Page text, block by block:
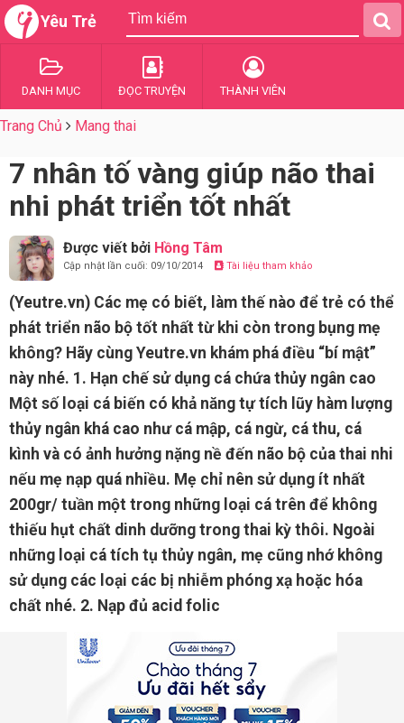
Yêu Trẻ
DANH MỤC ĐỌC TRUYỆN THÀNH VIÊN
Trang Chủ Mang thai
7 nhân tố vàng giúp não thai
nhi phát triển tốt nhất
Được viết bởi Hồng Tâm
Cập nhật lần cuối: 09/10/2014 Tài liệu tham khảo
(Yeutre.vn) Các mẹ có biết, làm thế nào để trẻ có thể
phát triển não bộ tốt nhất từ khi còn trong bụng mẹ
không? Hãy cùng Yeutre.vn khám phá điều “bí mật”
này nhé. 1. Hạn chế sử dụng cá chứa thủy ngân cao
Một số loại cá biến có khả năng tự tích lũy hàm lượng
thủy ngân khá cao như cá mập, cá ngừ, cá thu, cá
kình và có ảnh hưởng nặng nề đến não bộ của thai nhi
nếu mẹ nạp quá nhiều. Mẹ chỉ nên sử dụng ít nhất
200gr/ tuần một trong những loại cá trên để không
thiếu hụt chất dinh dưỡng trong thai kỳ thôi. Ngoài
những loại cá tích tụ thủy ngân, mẹ cũng nhớ không
sử dụng các loại các bị nhiễm phóng xạ hoặc hóa
chất nhé. 2. Nạp đủ acid folic